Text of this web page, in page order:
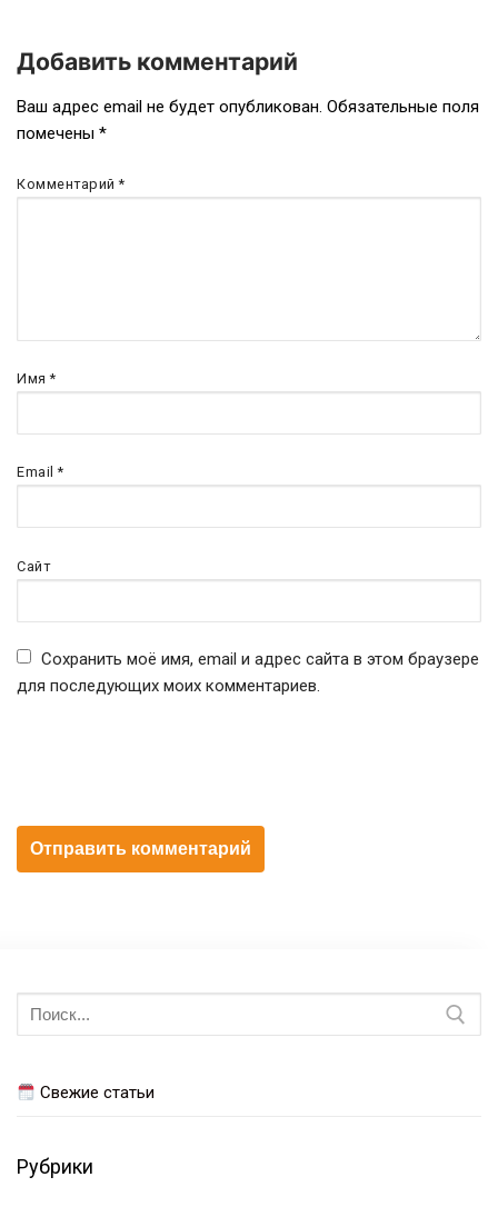
Навигация
по
записям
Добавить комментарий
Ваш адрес email не будет опубликован. Обязательные поля
помечены *
Комментарий*
Имя*
Email*
Сайт
Сохранить моё имя, email и адрес сайта в этом браузере
для последующих моих комментариев.
Искать:
Свежие статьи
Рубрики